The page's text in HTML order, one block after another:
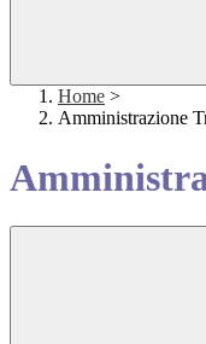
Home >
Amministrazione